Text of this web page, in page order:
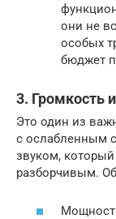
они не
особых
бюджет
3. Громкость
Это один из
с ослабленным
звуком,
разборчивым.